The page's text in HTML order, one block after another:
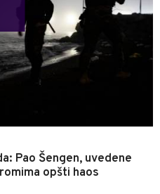
Pao Šengen, uvedene
opšti haos